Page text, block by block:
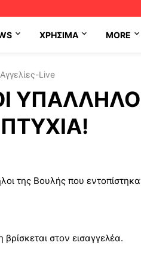
ΧΡΉΣΙΜΑ MORE
Live
της Βουλής που
στον εισαγγελέα.